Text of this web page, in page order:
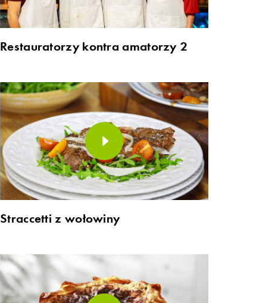
Restauratorzy kontra amatorzy 2
Straccetti z wołowiny